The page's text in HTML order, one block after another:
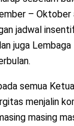
– Oktober
jadwal
juga
semua
menjalin
masing